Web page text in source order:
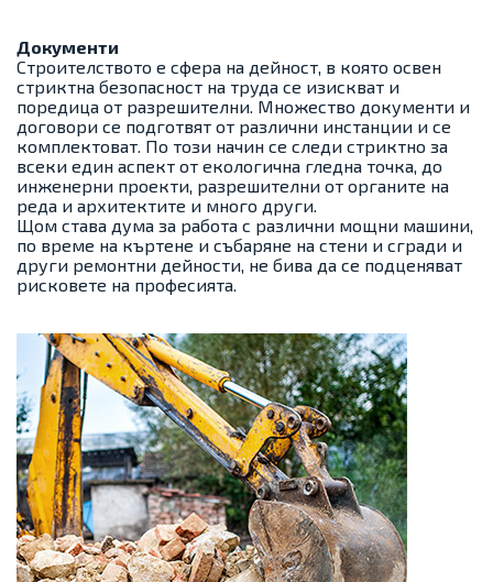
Документи
Строителството е сфера на дейност, в която освен
стриктна безопасност на труда се изискват и
поредица от разрешителни. Множество документи и
договори се подготвят от различни инстанции и се
комплектоват. По този начин се следи стриктно за
всеки един аспект от екологична гледна точка, до
инженерни проекти, разрешителни от органите на
реда и архитектите и много други.
Щом става дума за работа с различни мощни машини,
по време на къртене и събаряне на стени и сгради и
други ремонтни дейности, не бива да се подценяват
рисковете на професията.